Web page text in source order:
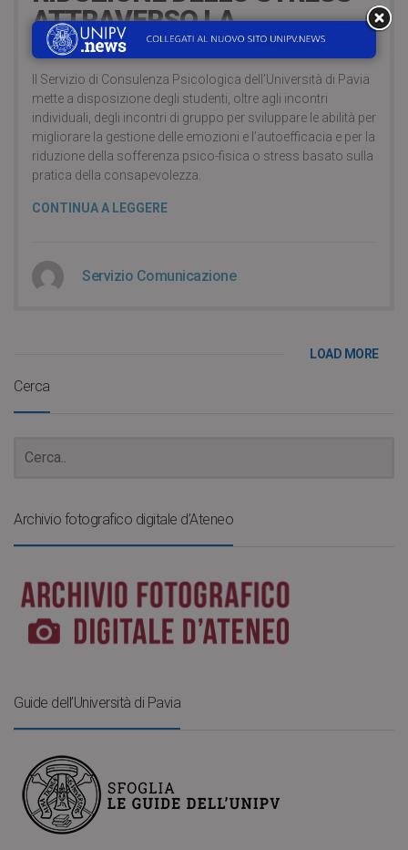
ATTRAVERSO LA
CONSAPEVOLEZZA
Il Servizio di Consulenza Psicologica dell’Università di Pavia
mette a disposizione degli studenti, oltre agli incontri
individuali, degli incontri di gruppo per sviluppare le abilità per
migliorare la gestione delle emozioni e l’autoefficacia e per la
riduzione della sofferenza psico-fisica o stress basato sulla
pratica della consapevolezza.
CONTINUA A LEGGERE
Servizio Comunicazione
LOAD MORE
Cerca
Archivio fotografico digitale d’Ateneo
Guide dell’Università di Pavia